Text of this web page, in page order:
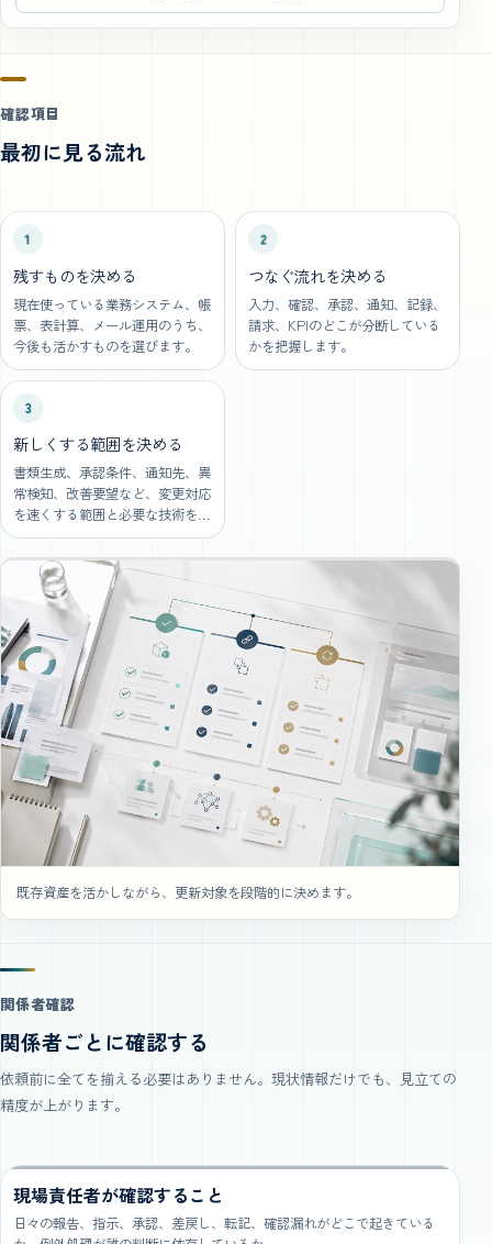
確認項目
最初に見る流れ
既存資産を活かしながら、更新対象を段階的に決めます。
1
残すものを決める
現在使っている業務システム、帳
票、表計算、メール運用のうち、
今後も活かすものを選びます。
2
つなぐ流れを決める
入力、確認、承認、通知、記録、
請求、KPIのどこが分断している
かを把握します。
3
新しくする範囲を決める
書類生成、承認条件、通知先、異
常検知、改善要望など、変更対応
を速くする範囲と必要な技術を使
う範囲を決めます。
関係者確認
関係者ごとに確認する
依頼前に全てを揃える必要はありません。現状情報だけでも、見立ての
精度が上がります。
現場責任者が確認すること
日々の報告、指示、承認、差戻し、転記、確認漏れがどこで起きている